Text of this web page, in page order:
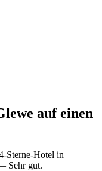
auf einen
Sterne-Hotel in
Sehr gut.